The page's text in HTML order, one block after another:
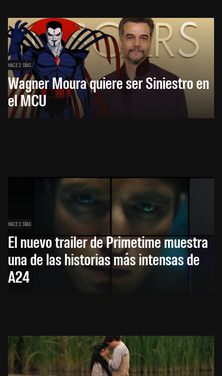
HACE 2 DÍAS
Wagner Moura quiere ser Siniestro en
el MCU
HACE 2 DÍAS
El nuevo trailer de Primetime muestra
una de las historias más intensas de
A24